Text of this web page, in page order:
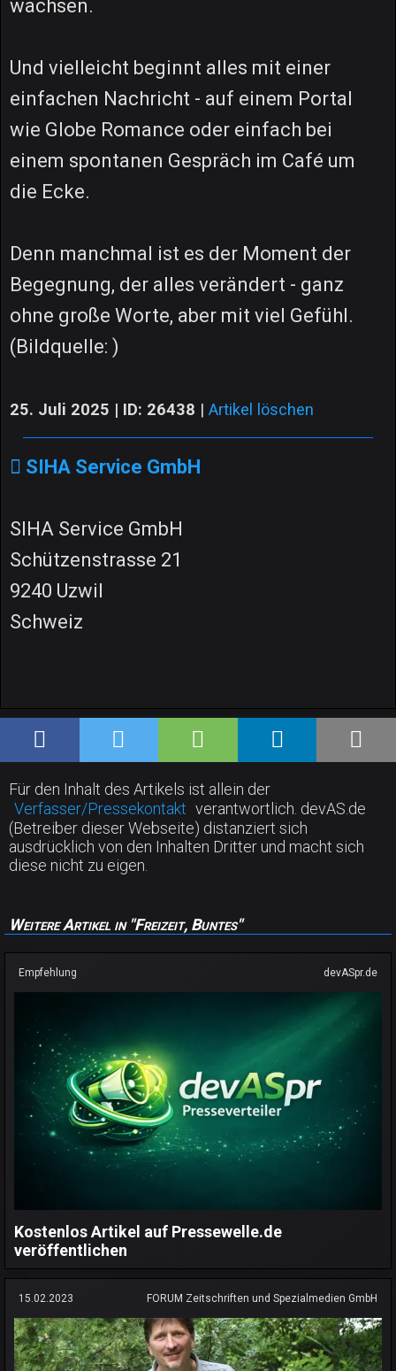
wachsen.
Und vielleicht beginnt alles mit einer
einfachen Nachricht - auf einem Portal
wie Globe Romance oder einfach bei
einem spontanen Gespräch im Café um
die Ecke.
Denn manchmal ist es der Moment der
Begegnung, der alles verändert - ganz
ohne große Worte, aber mit viel Gefühl.
(Bildquelle: )
25. Juli 2025 | ID: 26438 | Artikel löschen
SIHA Service GmbH
SIHA Service GmbH
Schützenstrasse 21
9240 Uzwil
Schweiz
Für den Inhalt des Artikels ist allein der
Verfasser/Pressekontakt verantwortlich. devAS.de
(Betreiber dieser Webseite) distanziert sich
ausdrücklich von den Inhalten Dritter und macht sich
diese nicht zu eigen.
Weitere Artikel in "Freizeit, Buntes"
Empfehlung devASpr.de
Kostenlos Artikel auf Pressewelle.de
veröffentlichen
15.02.2023 FORUM Zeitschriften und Spezialmedien GmbH